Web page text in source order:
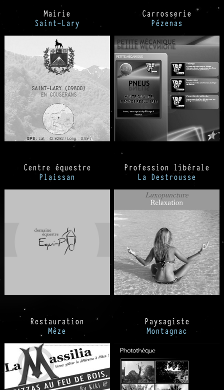
Mairie
Saint-Lary
Carrosserie
Pézenas
Centre équestre
Plaissan
Profession libérale
La Destrousse
Restauration
Mèze
Paysagiste
Montagnac